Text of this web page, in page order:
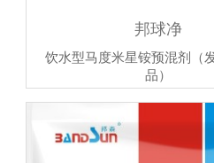
邦球净
饮水型马度米星铵预混剂（
品）